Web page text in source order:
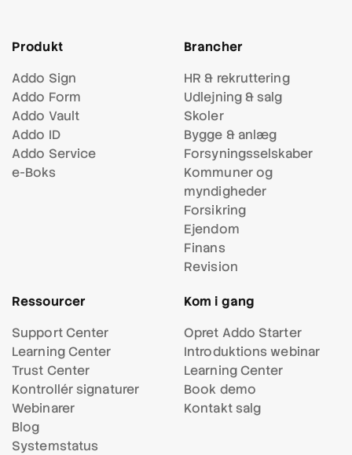
Produkt
Addo Sign
Addo Form
Addo Vault
Addo ID
Addo Service
e-Boks
Brancher
HR & rekruttering
Udlejning & salg
Skoler
Bygge & anlæg
Forsyningsselskaber
Kommuner og
myndigheder
Forsikring
Ejendom
Finans
Revision
Ressourcer
Support Center
Learning Center
Trust Center
Kontrollér signaturer
Webinarer
Blog
Systemstatus
Kom i gang
Opret Addo Starter
Introduktions webinar
Learning Center
Book demo
Kontakt salg